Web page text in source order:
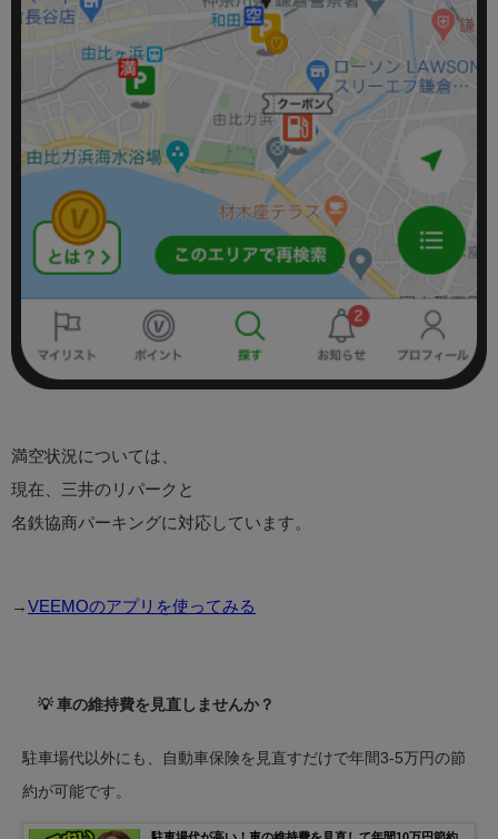
満空状況については、
現在、三井のリパークと
名鉄協商パーキングに対応しています。
→ VEEMOのアプリを使ってみる
💡 車の維持費を見直しませんか？
駐車場代以外にも、自動車保険を見直すだけで年間3-5万円の節
約が可能です。